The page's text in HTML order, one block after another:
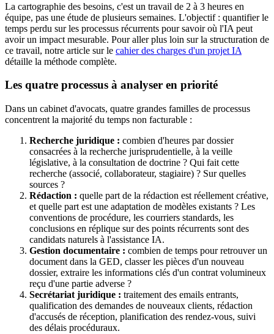
La cartographie des besoins, c'est un travail de 2 à 3 heures en
équipe, pas une étude de plusieurs semaines. L'objectif : quantifier le
temps perdu sur les processus récurrents pour savoir où l'IA peut
avoir un impact mesurable. Pour aller plus loin sur la structuration de
ce travail, notre article sur le cahier des charges d'un projet IA
détaille la méthode complète.
Les quatre processus à analyser en priorité
Dans un cabinet d'avocats, quatre grandes familles de processus
concentrent la majorité du temps non facturable :
Recherche juridique : combien d'heures par dossier
consacrées à la recherche jurisprudentielle, à la veille
législative, à la consultation de doctrine ? Qui fait cette
recherche (associé, collaborateur, stagiaire) ? Sur quelles
sources ?
Rédaction : quelle part de la rédaction est réellement créative,
et quelle part est une adaptation de modèles existants ? Les
conventions de procédure, les courriers standards, les
conclusions en réplique sur des points récurrents sont des
candidats naturels à l'assistance IA.
Gestion documentaire : combien de temps pour retrouver un
document dans la GED, classer les pièces d'un nouveau
dossier, extraire les informations clés d'un contrat volumineux
reçu d'une partie adverse ?
Secrétariat juridique : traitement des emails entrants,
qualification des demandes de nouveaux clients, rédaction
d'accusés de réception, planification des rendez-vous, suivi
des délais procéduraux.